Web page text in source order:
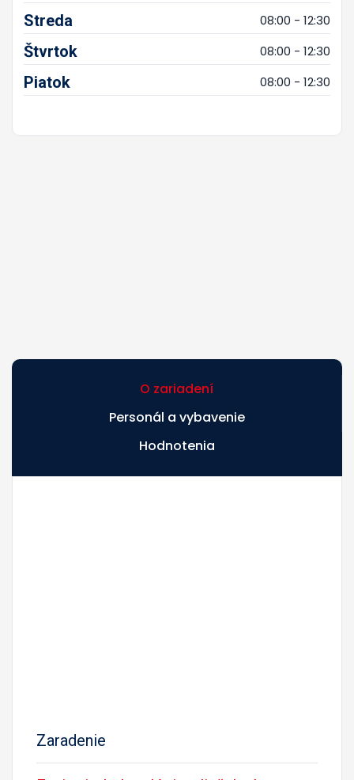
Streda 08:00 - 12:30
Štvrtok 08:00 - 12:30
Piatok 08:00 - 12:30
O zariadení
Personál a vybavenie
Hodnotenia
Zaradenie